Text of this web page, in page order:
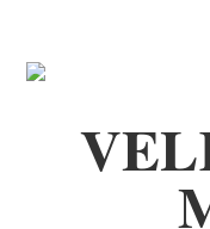
indhold